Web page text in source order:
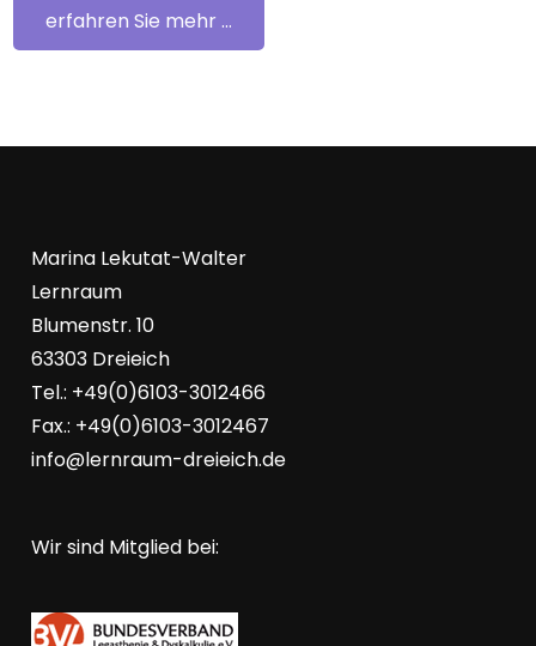
erfahren Sie mehr ...
Marina Lekutat-Walter
Lernraum
Blumenstr. 10
63303 Dreieich
Tel.: +49(0)6103-3012466
Fax.: +49(0)6103-3012467
info@lernraum-dreieich.de
Wir sind Mitglied bei: